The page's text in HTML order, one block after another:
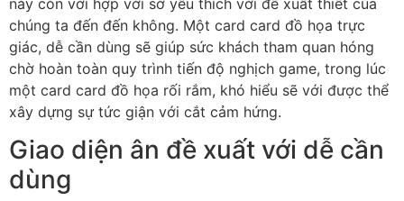
chúng ta đến đến không. Một card card đồ họa trực
giác, dễ cần dùng sẽ giúp sức khách tham quan hóng
chờ hoàn toàn quy trình tiến độ nghịch game, trong lúc
một card card đồ họa rối rắm, khó hiểu sẽ với được thể
xây dựng sự tức giận với cắt cảm hứng.
Giao diện ân đề xuất với dễ cần
dùng